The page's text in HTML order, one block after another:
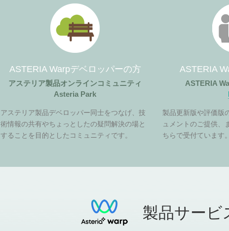
ASTERIA Warpデベロッパーの方
アステリア製品オンラインコミュニティ
Asteria Park
アステリア製品デベロッパー同士をつなげ、技
術情報の共有やちょっとしたの疑問解決の場と
することを目的としたコミュニティです。
ASTERIA
ASTERIA
製品更新版や評価版
ュメントのご提供、
ちらで受付ています。
製品サービ